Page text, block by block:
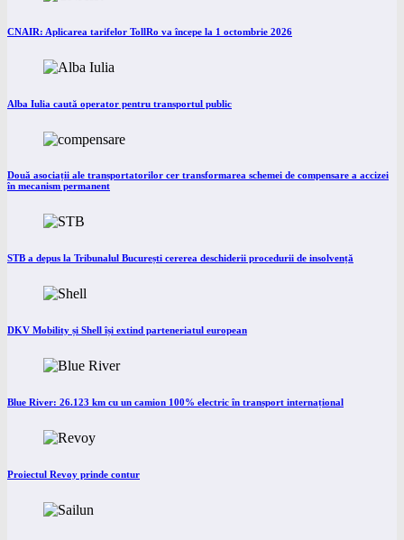
CNAIR: Aplicarea tarifelor TollRo va începe la 1 octombrie 2026
Alba Iulia caută operator pentru transportul public
Două asociații ale transportatorilor cer transformarea schemei de compensare a accizei
în mecanism permanent
STB a depus la Tribunalul București cererea deschiderii procedurii de insolvență
DKV Mobility și Shell își extind parteneriatul european
Blue River: 26.123 km cu un camion 100% electric în transport internațional
Proiectul Revoy prinde contur